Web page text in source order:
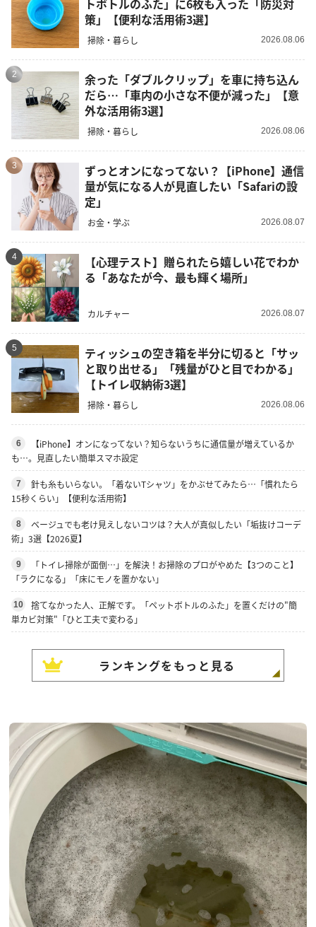
トボトルのふた」に6枚も入った「防災対
策」【便利な活用術3選】
掃除・暮らし 2026.08.06
2
余った「ダブルクリップ」を車に持ち込ん
だら…「車内の小さな不便が減った」【意
外な活用術3選】
掃除・暮らし 2026.08.06
3
ずっとオンになってない？【iPhone】通信
量が気になる人が見直したい「Safariの設
定」
お金・学ぶ 2026.08.07
4
【心理テスト】贈られたら嬉しい花でわか
る「あなたが今、最も輝く場所」
カルチャー 2026.08.07
5
ティッシュの空き箱を半分に切ると「サッ
と取り出せる」「残量がひと目でわかる」
【トイレ収納術3選】
掃除・暮らし 2026.08.06
6
【iPhone】オンになってない？知らないうちに通信量が増えているか
も…。見直したい簡単スマホ設定
7
針も糸もいらない。「着ないTシャツ」をかぶせてみたら…「慣れたら
15秒くらい」【便利な活用術】
8
ベージュでも老け見えしないコツは？大人が真似したい「垢抜けコーデ
術」3選【2026夏】
9
「トイレ掃除が面倒…」を解決！お掃除のプロがやめた【3つのこと】
「ラクになる」「床にモノを置かない」
10
捨てなかった人、正解です。「ペットボトルのふた」を置くだけの"簡
単カビ対策"「ひと工夫で変わる」
ランキングをもっと見る